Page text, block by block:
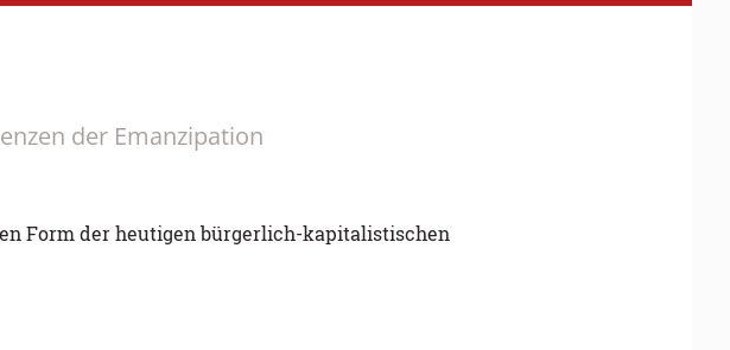
der Emanzipation
Form der heutigen bürgerlich-kapitalistischen